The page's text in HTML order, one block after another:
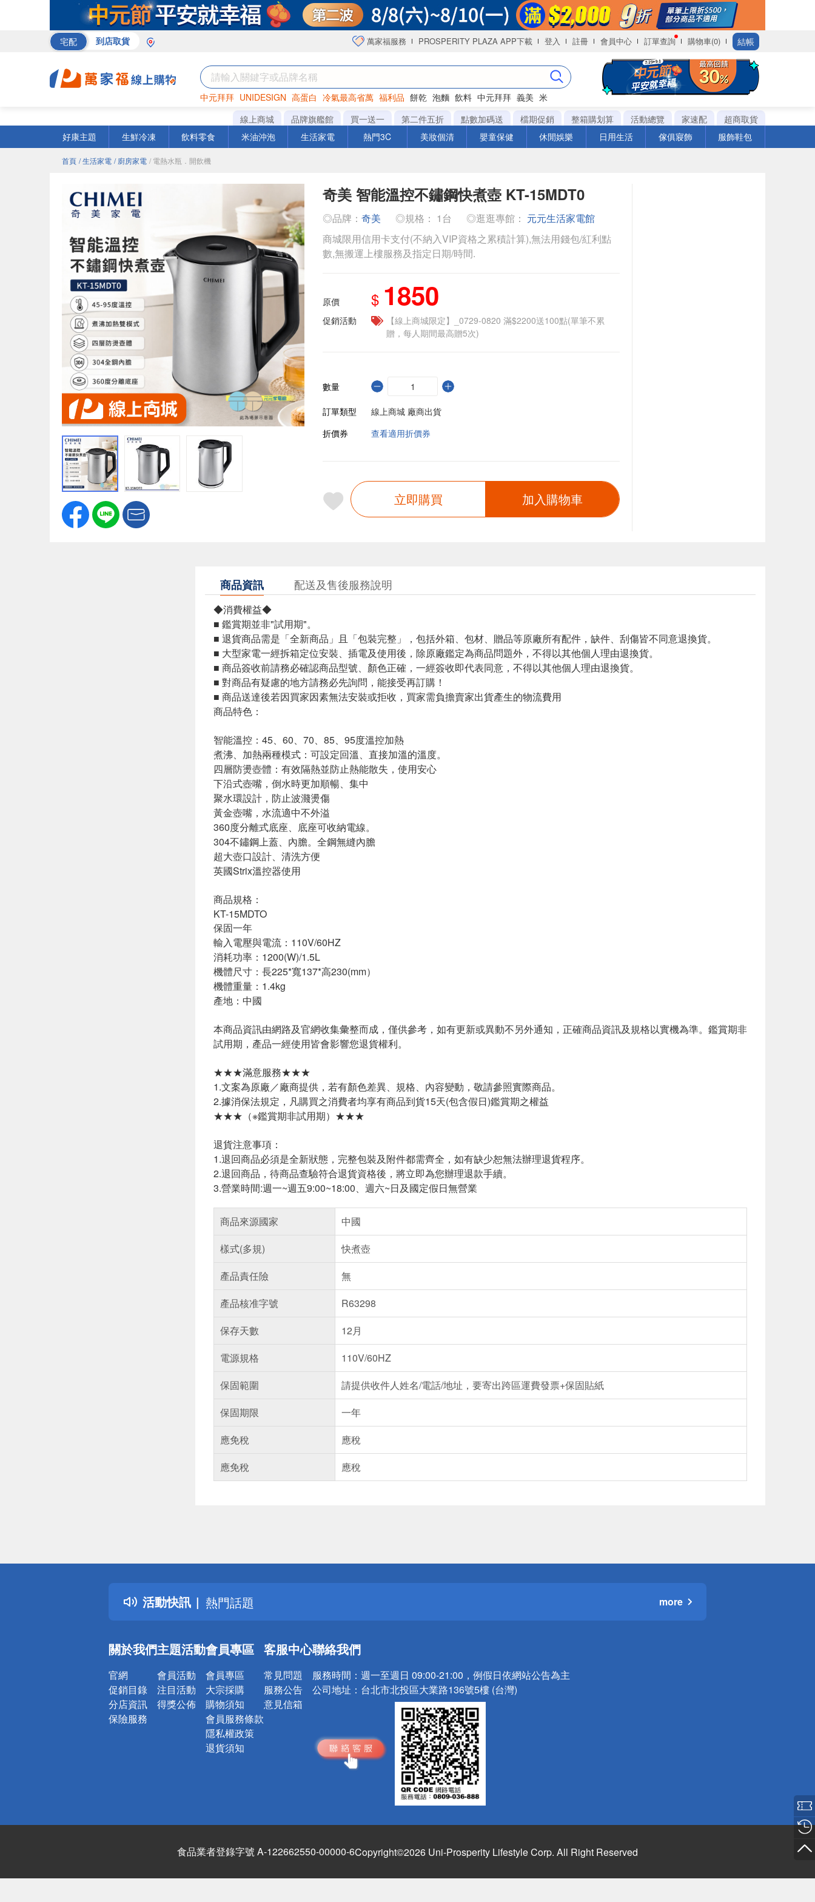
宅配 到店取貨 萬家福服務 PROSPERITY PLAZA APP下載 登入 註冊 會員中心 訂單查詢 購物車(0) 結帳
中元拜拜 UNIDESIGN 高蛋白 冷氣最高省萬 福利品 餅乾 泡麵 飲料 中元拜拜 義美 米
罐頭 咖啡 海苔
線上商城 品牌旗艦館 買一送一 第二件五折 點數加碼送 檔期促銷 整箱購划算 活動總覽 家速配
超商取貨
好康主題
生鮮冷凍 飲料零食 米油沖泡 生活家電 熱門3C 美妝個清 嬰童保健 休閒娛樂 日用生活 傢俱寢飾 服飾鞋包
首頁 / 生活家電 / 廚房家電 / 電熱水瓶．開飲機
奇美 智能溫控不鏽鋼快煮壺 KT-15MDT0
◎品牌： 奇美 ◎規格： 1台 ◎逛逛專館： 元元生活家電館
商城限用信用卡支付(不納入VIP資格之累積計算),無法用錢包/紅利點
數,無搬運上樓服務及指定日期/時間.
原價 $ 1850
促銷活動
【線上商城限定】_0729-0820 滿$2200送100點(單筆不累
贈，每人期間最高贈5次)
數量
訂單類型
線上商城 廠商出貨
折價券
查看適用折價券
立即購買 加入購物車
商品資訊 配送及售後服務說明
◆消費權益◆
■ 鑑賞期並非"試用期"。
■ 退貨商品需是「全新商品」且「包裝完整」，包括外箱、包材、贈品等原廠所有配件，缺件、刮傷皆不同意退換貨。
■ 大型家電一經拆箱定位安裝、插電及使用後，除原廠鑑定為商品問題外，不得以其他個人理由退換貨。
■ 商品簽收前請務必確認商品型號、顏色正確，一經簽收即代表同意，不得以其他個人理由退換貨。
■ 對商品有疑慮的地方請務必先詢問，能接受再訂購！
■ 商品送達後若因買家因素無法安裝或拒收，買家需負擔賣家出貨產生的物流費用
商品特色：
智能溫控：45、60、70、85、95度溫控加熱
煮沸、加熱兩種模式：可設定回溫、直接加溫的溫度。
四層防燙壺體：有效隔熱並防止熱能散失，使用安心
下沿式壺嘴，倒水時更加順暢、集中
聚水環設計，防止波濺燙傷
黃金壺嘴，水流適中不外溢
360度分離式底座、底座可收納電線。
304不鏽鋼上蓋、內膽。全鋼無縫內膽
超大壺口設計、清洗方便
英國Strix溫控器使用
商品規格：
KT-15MDTO
保固一年
輸入電壓與電流：110V/60HZ
消耗功率：1200(W)/1.5L
機體尺寸：長225*寬137*高230(mm）
機體重量：1.4kg
產地：中國
本商品資訊由網路及官網收集彙整而成，僅供參考，如有更新或異動不另外通知，正確商品資訊及規格以實機為準。鑑賞期非
試用期，產品一經使用皆會影響您退貨權利。
★★★滿意服務★★★
1.文案為原廠／廠商提供，若有顏色差異、規格、內容變動，敬請參照實際商品。
2.據消保法規定，凡購買之消費者均享有商品到貨15天(包含假日)鑑賞期之權益
★★★（※鑑賞期非試用期）★★★
退貨注意事項：
1.退回商品必須是全新狀態，完整包裝及附件都需齊全，如有缺少恕無法辦理退貨程序。
2.退回商品，待商品查驗符合退貨資格後，將立即為您辦理退款手續。
3.營業時間:週一~週五9:00~18:00、週六~日及國定假日無營業
商品來源國家
中國
樣式(多規)
快煮壺
產品責任險
無
產品核准字號
R63298
保存天數
12月
電源規格
110V/60HZ
保固範圍
請提供收件人姓名/電話/地址，要寄出跨區運費發票+保固貼紙
保固期限
一年
應免稅
應稅
應免稅
應稅
活動快訊
詐騙網頁！請小心！
得獎公告
熱門話題
銀行優惠
詐騙網頁！請小心！
more
關於我們
官網
促銷目錄
分店資訊
保險服務
主題活動
會員活動
注目活動
得獎公佈
會員專區
會員專區
大宗採購
購物須知
會員服務條款
隱私權政策
退貨須知
客服中心
常見問題
服務公告
意見信箱
聯絡我們
服務時間： 週一至週日 09:00-21:00，例假日依網站公告為主
公司地址： 台北市北投區大業路136號5樓 (台灣)
食品業者登錄字號 A-122662550-00000-6Copyright©2026 Uni-Prosperity Lifestyle Corp. All Right Reserved